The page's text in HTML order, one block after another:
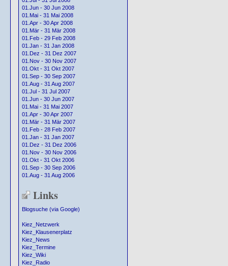
01.Jun - 30 Jun 2008
01.Mai - 31 Mai 2008
01.Apr - 30 Apr 2008
01.Mär - 31 Mär 2008
01.Feb - 29 Feb 2008
01.Jan - 31 Jan 2008
01.Dez - 31 Dez 2007
01.Nov - 30 Nov 2007
01.Okt - 31 Okt 2007
01.Sep - 30 Sep 2007
01.Aug - 31 Aug 2007
01.Jul - 31 Jul 2007
01.Jun - 30 Jun 2007
01.Mai - 31 Mai 2007
01.Apr - 30 Apr 2007
01.Mär - 31 Mär 2007
01.Feb - 28 Feb 2007
01.Jan - 31 Jan 2007
01.Dez - 31 Dez 2006
01.Nov - 30 Nov 2006
01.Okt - 31 Okt 2006
01.Sep - 30 Sep 2006
01.Aug - 31 Aug 2006
Links
Blogsuche (via Google)
Kiez_Netzwerk
Kiez_Klausenerplatz
Kiez_News
Kiez_Termine
Kiez_Wiki
Kiez_Radio